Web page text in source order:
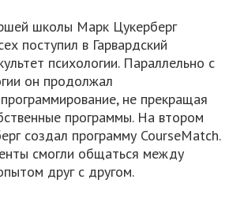
школы Марк Цукерберг
поступил в Гарвардский
психологии. Параллельно с
он продолжал
не прекращая
программы. На втором
создал программу CoursеMatch.
смогли общаться между
друг с другом.